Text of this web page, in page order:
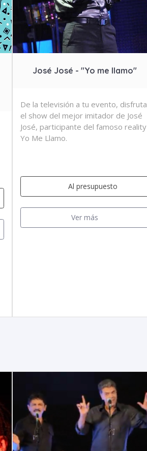
José José - "Yo me llamo"
De la televisión a tu evento, disfruta
el show del mejor imitador de José
José, participante del famoso reality
Yo Me Llamo.
Al presupuesto
Ver más